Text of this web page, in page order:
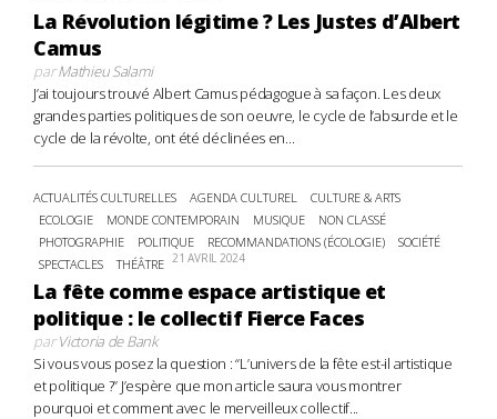
La Révolution légitime ? Les Justes d’Albert
Camus
parMathieu Salami
J’ai toujours trouvé Albert Camus pédagogue à sa façon. Les deux
grandes parties politiques de son oeuvre, le cycle de l’absurde et le
cycle de la révolte, ont été déclinées en...
ACTUALITÉS CULTURELLES AGENDA CULTUREL
CULTURE & ARTS
ECOLOGIE
MONDE CONTEMPORAIN MUSIQUE
NON CLASSÉ
PHOTOGRAPHIE
POLITIQUE RECOMMANDATIONS (ÉCOLOGIE)
SOCIÉTÉ
SPECTACLES
THÉÂTRE 21 AVRIL 2024
La fête comme espace artistique et
politique : le collectif Fierce Faces
parVictoria de Bank
Si vous vous posez la question : “L’univers de la fête est-il artistique
et politique ?” J’espère que mon article saura vous montrer
pourquoi et comment avec le merveilleux collectif...